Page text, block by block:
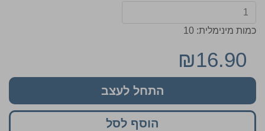
כמות מינימלית: 10
₪16.90
התחל לעצב
הוסף לסל